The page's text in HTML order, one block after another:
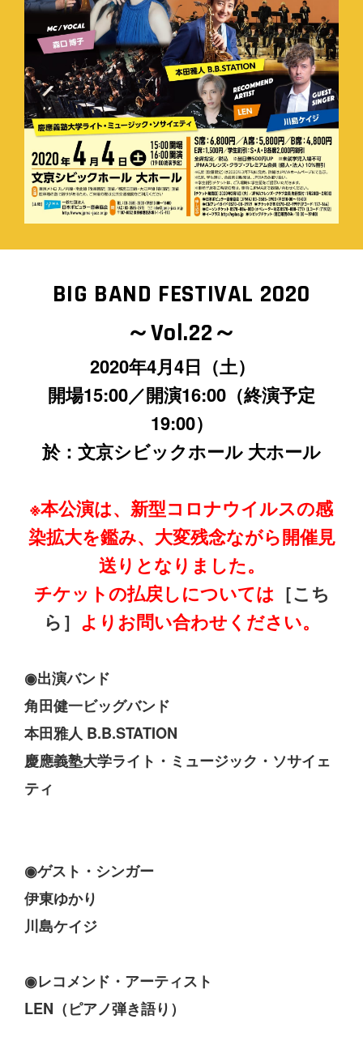
BIG BAND FESTIVAL 2020
～Vol.22～
2020年4月4日（土）
開場15:00／開演16:00（終演予定
19:00）
於：文京シビックホール 大ホール
※本公演は、新型コロナウイルスの感
染拡大を鑑み、大変残念ながら開催見
送りとなりました。
チケットの払戻しについては ［こち
ら］ よりお問い合わせください。
◉出演バンド
角田健一ビッグバンド
本田雅人 B.B.STATION
慶應義塾大学ライト・ミュージック・ソサイェ
ティ
◉ゲスト・シンガー
伊東ゆかり
川島ケイジ
◉レコメンド・アーティスト
LEN（ピアノ弾き語り）